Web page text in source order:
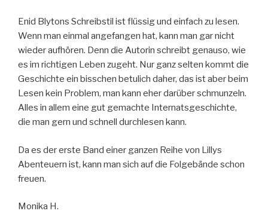
Enid Blytons Schreibstil ist flüssig und einfach zu lesen.
Wenn man einmal angefangen hat, kann man gar nicht
wieder aufhören. Denn die Autorin schreibt genauso, wie
es im richtigen Leben zugeht. Nur ganz selten kommt die
Geschichte ein bisschen betulich daher, das ist aber beim
Lesen kein Problem, man kann eher darüber schmunzeln.
Alles in allem eine gut gemachte Internatsgeschichte,
die man gern und schnell durchlesen kann.
Da es der erste Band einer ganzen Reihe von Lillys
Abenteuern ist, kann man sich auf die Folgebände schon
freuen.
Monika H.